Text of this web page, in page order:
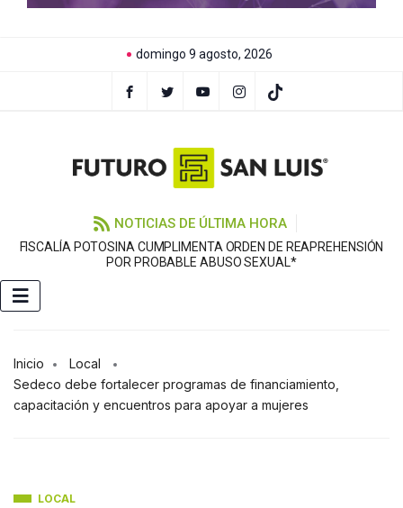
domingo 9 agosto, 2026
NOTICIAS DE ÚLTIMA HORA
FISCALÍA POTOSINA CUMPLIMENTA ORDEN DE REAPREHENSIÓN
POR PROBABLE ABUSO SEXUAL*
Inicio
Local
Sedeco debe fortalecer programas de financiamiento,
capacitación y encuentros para apoyar a mujeres
LOCAL